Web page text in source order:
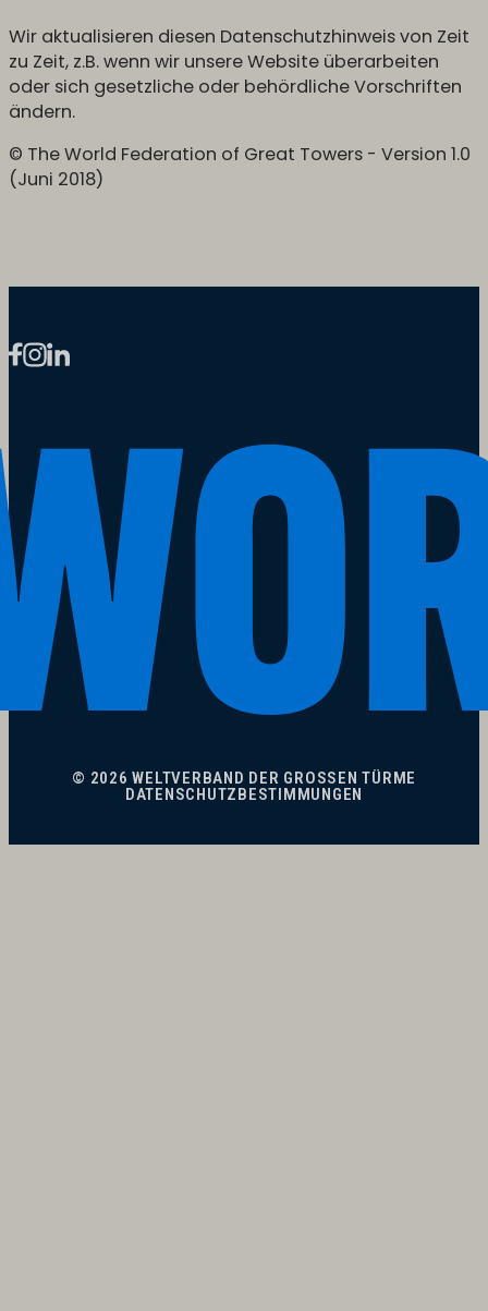
Wir aktualisieren diesen Datenschutzhinweis von Zeit
zu Zeit, z.B. wenn wir unsere Website überarbeiten
oder sich gesetzliche oder behördliche Vorschriften
ändern.
© The World Federation of Great Towers - Version 1.0
(Juni 2018)
© 2026 WELTVERBAND DER GROSSEN TÜRME
DATENSCHUTZBESTIMMUNGEN